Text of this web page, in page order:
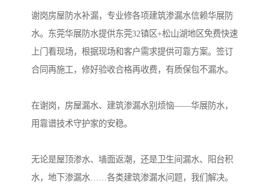
谢岗房屋防水补漏，专业修各项建筑渗漏水信赖华展防
水。东莞华展防水提供东莞32镇区+松山湖地区免费快速
上门看现场，根据现场和客户需求提供可靠方案。签订
合同再施工，修好验收合格再收费，有质保包不漏水。
在谢岗，房屋漏水、建筑渗漏水别烦恼——华展防水，
用靠谱技术守护家的安稳。
无论是屋顶渗水、墙面返潮，还是卫生间漏水、阳台积
水，地下渗漏水……各类建筑渗漏水问题，我们解决。